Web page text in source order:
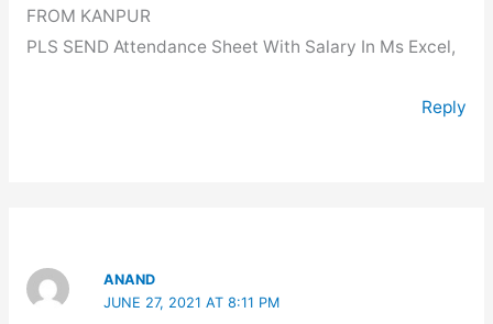
FROM KANPUR
PLS SEND Attendance Sheet With Salary In Ms Excel,
Reply
ANAND
JUNE 27, 2021 AT 8:11 PM